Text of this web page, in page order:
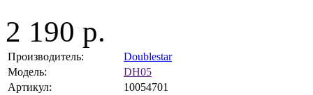
2 190 р.
Производитель:
Doublestar
Модель:
DH05
Артикул:
10054701